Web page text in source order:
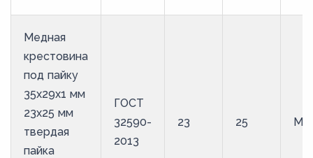
Медная
крестовина
под пайку
35х29х1 мм
23х25 мм
твердая
пайка
ГОСТ
32590-
2013
23 25